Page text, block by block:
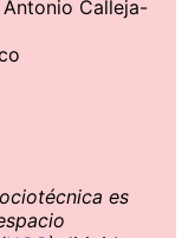
Calleja-
es